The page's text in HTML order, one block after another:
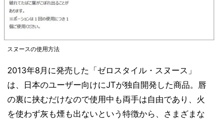
スヌースの使用方法
2013年8月に発売した「ゼロスタイル・スヌース」
は、日本のユーザー向けにJTが独自開発した商品。唇
の裏に挟むだけなので使用中も両手は自由であり、火
を使わず灰も煙も出ないという特徴から、さまざまな